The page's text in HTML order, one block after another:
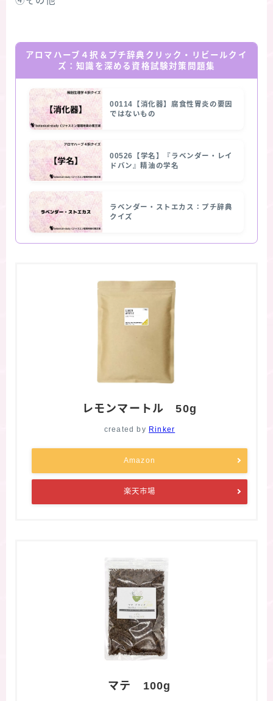
アロマハーブ４択＆プチ辞典クリック・リビールクイ
ズ：知識を深める資格試験対策問題集
00114【消化器】腐食性胃炎の要因
ではないもの
00526【学名】『ラベンダー・レイ
ドバン』精油の学名
ラベンダー・ストエカス：プチ辞典
クイズ
レモンマートル 50g
created by Rinker
Amazon
楽天市場
マテ 100g